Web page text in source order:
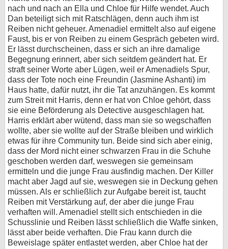
nach und nach an Ella und Chloe für Hilfe wendet. Auch
Dan beteiligt sich mit Ratschlägen, denn auch ihm ist
Reiben nicht geheuer. Amenadiel ermittelt also auf eigene
Faust, bis er von Reiben zu einem Gespräch gebeten wird.
Er lässt durchscheinen, dass er sich an ihre damalige
Begegnung erinnert, aber sich seitdem geändert hat. Er
straft seiner Worte aber Lügen, weil er Amenadiels Spur,
dass der Tote noch eine Freundin (Jasmine Ashanti) im
Haus hatte, dafür nutzt, ihr die Tat anzuhängen. Es kommt
zum Streit mit Harris, denn er hat von Chloe gehört, dass
sie eine Beförderung als Detective ausgeschlagen hat.
Harris erklärt aber wütend, dass man sie so wegschaffen
wollte, aber sie wollte auf der Straße bleiben und wirklich
etwas für ihre Community tun. Beide sind sich aber einig,
dass der Mord nicht einer schwarzen Frau in die Schuhe
geschoben werden darf, weswegen sie gemeinsam
ermitteln und die junge Frau ausfindig machen. Der Killer
macht aber Jagd auf sie, weswegen sie in Deckung gehen
müssen. Als er schließlich zur Aufgabe bereit ist, taucht
Reiben mit Verstärkung auf, der aber die junge Frau
verhaften will. Amenadiel stellt sich entschieden in die
Schusslinie und Reiben lässt schließlich die Waffe sinken,
lässt aber beide verhaften. Die Frau kann durch die
Beweislage später entlastet werden, aber Chloe hat der